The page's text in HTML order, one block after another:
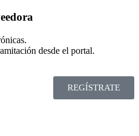
desde el portal.
REGÍSTRATE